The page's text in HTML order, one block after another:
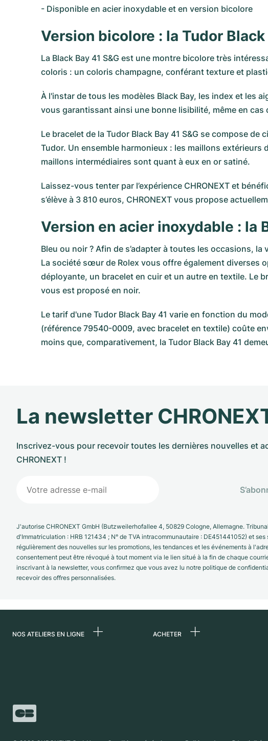
- Disponible en acier inoxydable et en version bicolore
Version bicolore : la Tudor Black
La Black Bay 41 S&G est une montre bicolore très
coloris : un coloris champagne, conférant texture et
À l'instar de tous les modèles Black Bay, les index et les
vous garantissant ainsi une bonne lisibilité, même en
Le bracelet de la Tudor Black Bay 41 S&G se compose
Tudor. Un ensemble harmonieux : les maillons
maillons intermédiaires sont quant à eux en or satiné.
Laissez-vous tenter par l’expérience CHRONEXT et
s’élève à 3 810 euros, CHRONEXT vous propose
Version en acier inoxydable : la
Bleu ou noir ? Afin de s’adapter à toutes les occasions,
La société sœur de Rolex vous offre également diverses
déployante, un bracelet en cuir et un autre en textile. Le
vous est proposé en noir.
Le tarif d'une Tudor Black Bay 41 varie en fonction du
(référence 79540-0009, avec bracelet en textile) coûte
moins que, comparativement, la Tudor Black Bay 41
La newsletter
Inscrivez-vous pour recevoir toutes les dernières nouvelles et
CHRONEXT !
J'autorise CHRONEXT GmbH (Butzweilerhofallee 4, 50829 Cologne, Allemagne.
d'Immatriculation : HRB 121434 ; N° de TVA intracommunautaire : DE451441052) et
régulièrement des nouvelles sur les promotions, les tendances et les événements à
consentement peut être révoqué à tout moment via le lien situé à la fin de chaque
inscrivant à la newsletter, vous confirmez que vous avez lu notre politique de
recevoir des offres personnalisées.
NOS ATELIERS EN LIGNE
Suisse
ACHETER